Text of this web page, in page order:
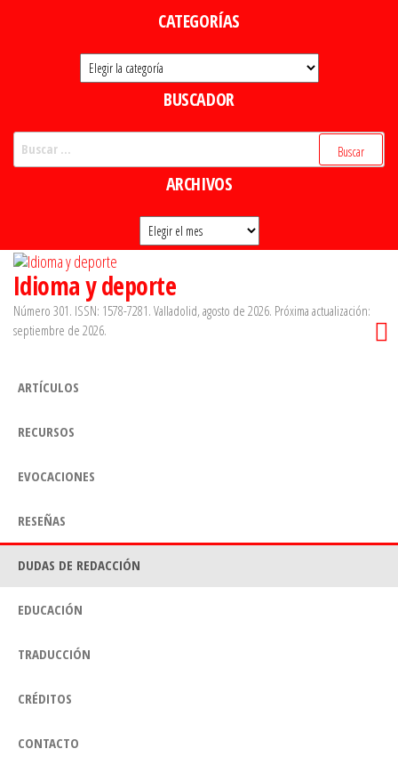
CATEGORÍAS
Categorías
BUSCADOR
ARCHIVOS
Archivos
Idioma y deporte
Número 301. ISSN: 1578-7281. Valladolid, agosto de 2026. Próxima actualización:
septiembre de 2026.
ARTÍCULOS
RECURSOS
EVOCACIONES
RESEÑAS
DUDAS DE REDACCIÓN
EDUCACIÓN
TRADUCCIÓN
CRÉDITOS
CONTACTO